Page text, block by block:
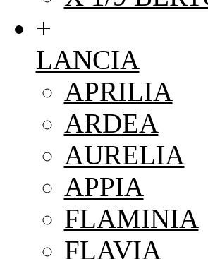
+
LANCIA
APRILIA
ARDEA
AURELIA
APPIA
FLAMINIA
FLAVIA